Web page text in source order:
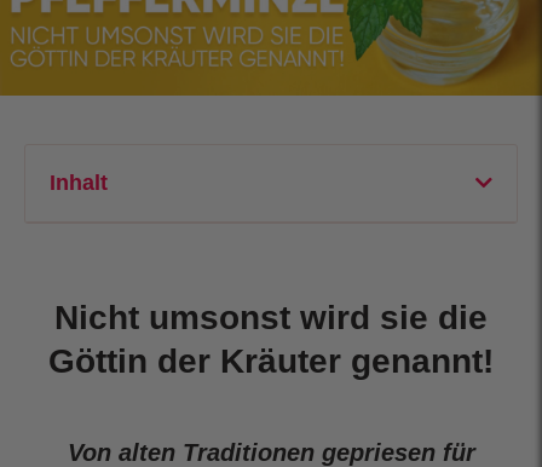
Inhalt
Nicht umsonst wird sie die
Göttin der Kräuter genannt!
Von alten Traditionen gepriesen für